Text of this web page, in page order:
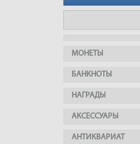
МОНЕТЫ
БАНКНОТЫ
НАГРАДЫ
АКСЕССУАРЫ
АНТИКВАРИАТ